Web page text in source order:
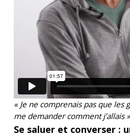
« Je ne comprenais pas que les
me demander comment j’allais »
Se saluer et converser :